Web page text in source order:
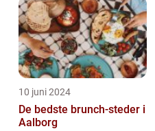
10 juni 2024
De bedste brunch-steder i
Aalborg